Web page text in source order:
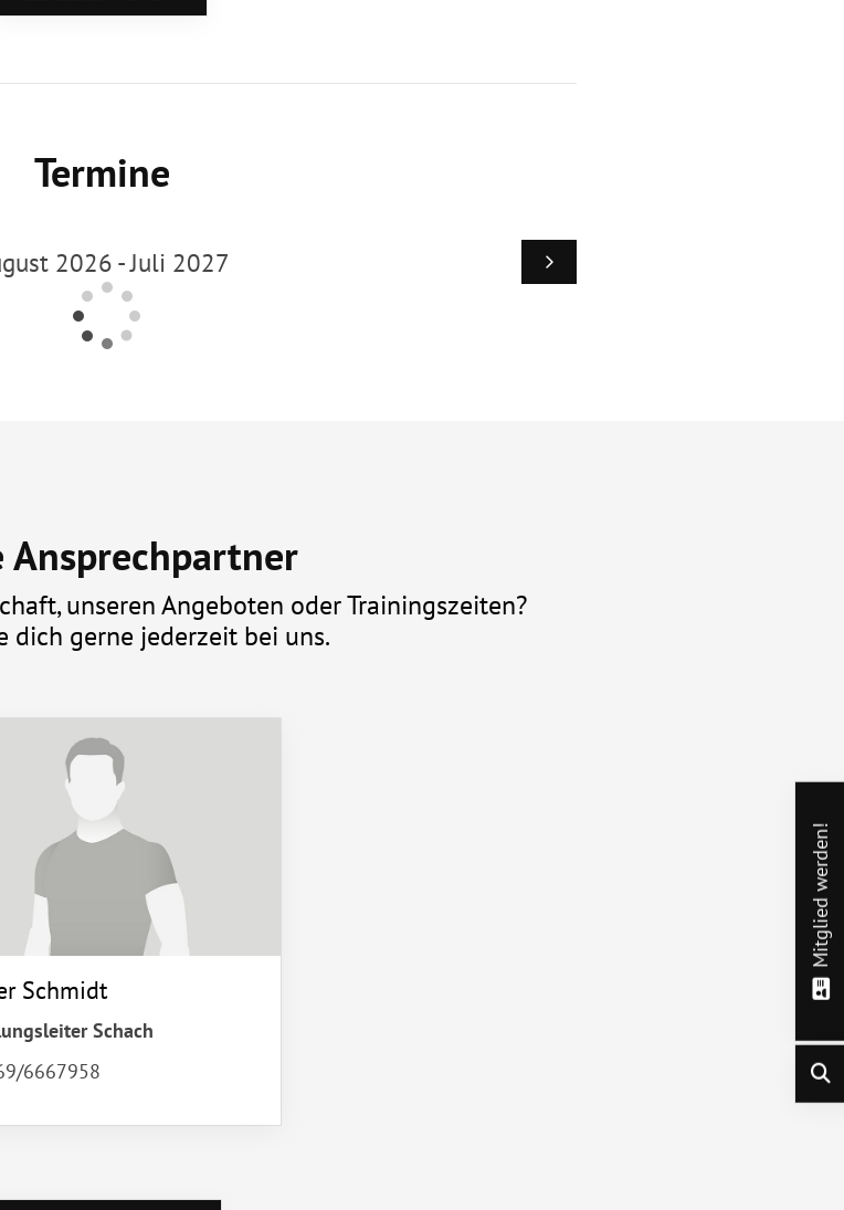
Termine
2026 - Juli 2027
Ansprechpartner
unseren Angeboten oder Trainingszeiten?
dich gerne jederzeit bei uns.
Schmidt
Schach
6667958
Mitglied werden!